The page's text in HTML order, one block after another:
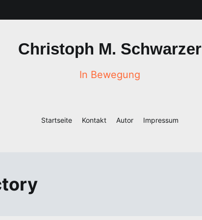
Christoph M. Schwarzer
In Bewegung
Startseite Kontakt Autor Impressum